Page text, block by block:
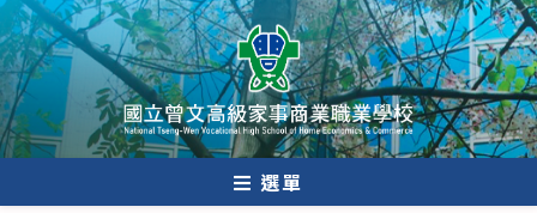
跳
轉
至
主
要
內
選單